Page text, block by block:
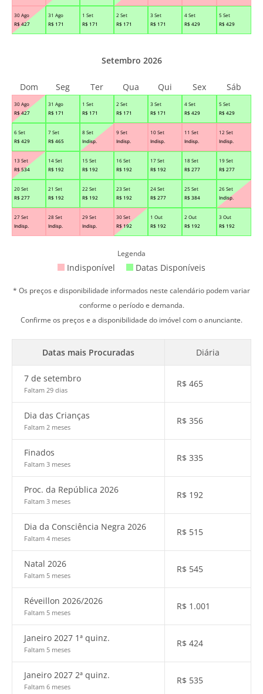
30 Ago
R$ 427
31 Ago
R$ 171
1 Set
R$ 171
2 Set
R$ 171
3 Set
R$ 171
4 Set
R$ 429
5 Set
R$ 429
30 Ago
R$ 427
31 Ago
R$ 171
1 Set
R$ 171
2 Set
R$ 171
3 Set
R$ 171
4 Set
R$ 429
5 Set
R$ 429
6 Set
R$ 429
7 Set
R$ 465
8 Set
Indisp.
9 Set
Indisp.
10 Set
Indisp.
11 Set
Indisp.
12 Set
Indisp.
13 Set
R$ 534
14 Set
R$ 192
15 Set
R$ 192
16 Set
R$ 192
17 Set
R$ 192
18 Set
R$ 277
19 Set
R$ 277
20 Set
R$ 277
21 Set
R$ 192
22 Set
R$ 192
23 Set
R$ 192
24 Set
R$ 277
25 Set
R$ 384
26 Set
Indisp.
27 Set
Indisp.
28 Set
Indisp.
29 Set
Indisp.
30 Set
R$ 192
1 Out
R$ 192
2 Out
R$ 192
3 Out
R$ 192
Setembro 2026
Dom Seg Ter Qua Qui Sex Sáb
Legenda
Indisponível Datas Disponíveis
* Os preços e disponibilidade informados neste calendário podem variar
conforme o período e demanda.
Confirme os preços e a disponibilidade do imóvel com o anunciante.
Datas mais Procuradas Diária
7 de setembro
Faltam 29 dias
R$ 465
Dia das Crianças
Faltam 2 meses
R$ 356
Finados
Faltam 3 meses
R$ 335
Proc. da República 2026
Faltam 3 meses
R$ 192
Dia da Consciência Negra 2026
Faltam 4 meses
R$ 515
Natal 2026
Faltam 5 meses
R$ 545
Réveillon 2026/2026
Faltam 5 meses
R$ 1.001
Janeiro 2027 1ª quinz.
Faltam 5 meses
R$ 424
Janeiro 2027 2ª quinz.
Faltam 6 meses
R$ 535